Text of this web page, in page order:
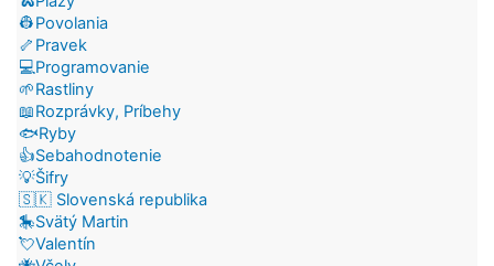
👷Povolania
🦴Pravek
💻Programovanie
🌱Rastliny
📖Rozprávky, Príbehy
🐟Ryby
👍Sebahodnotenie
💡Šifry
🇸🇰 Slovenská republika
🎠Svätý Martin
💘Valentín